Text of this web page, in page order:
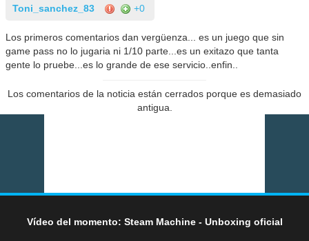
Toni_sanchez_83 +0
Los primeros comentarios dan vergüenza... es un juego que sin
game pass no lo jugaria ni 1/10 parte...es un exitazo que tanta
gente lo pruebe...es lo grande de ese servicio..enfin..
Los comentarios de la noticia están cerrados porque es demasiado
antigua.
Vídeo del momento: Steam Machine - Unboxing oficial